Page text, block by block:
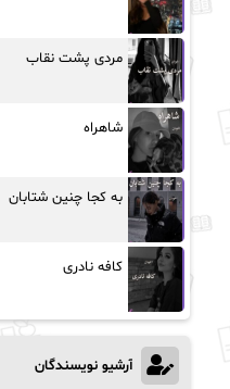
مردی پشت نقاب
شاهراه
به کجا چنین شتابان
کافه نادری
آرشیو نویسندگان